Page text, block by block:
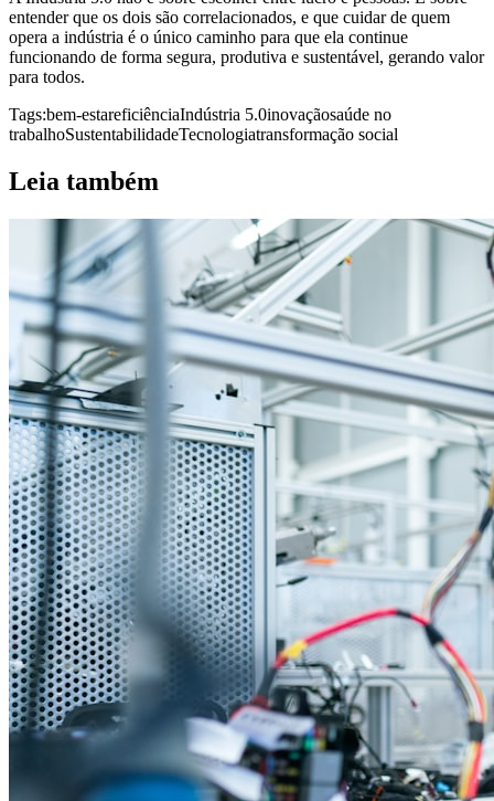
entender que os dois são correlacionados, e que cuidar de quem
opera a indústria é o único caminho para que ela continue
funcionando de forma segura, produtiva e sustentável, gerando valor
para todos.
Tags:bem-estareficiênciaIndústria 5.0inovaçãosaúde no
trabalhoSustentabilidadeTecnologiatransformação social
Leia também